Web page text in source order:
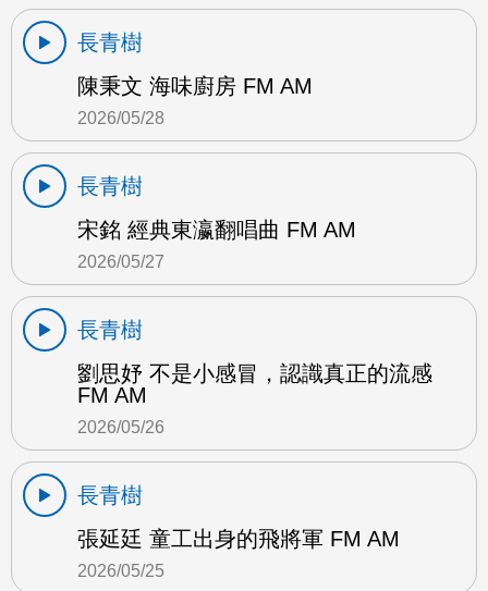
長青樹
陳秉文 海味廚房 FM AM
2026/05/28
長青樹
宋銘 經典東瀛翻唱曲 FM AM
2026/05/27
長青樹
劉思妤 不是小感冒，認識真正的流感
FM AM
2026/05/26
長青樹
張延廷 童工出身的飛將軍 FM AM
2026/05/25